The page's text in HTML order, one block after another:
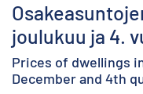
joulukuu ja 4.
Prices of dwellings
December and 4th